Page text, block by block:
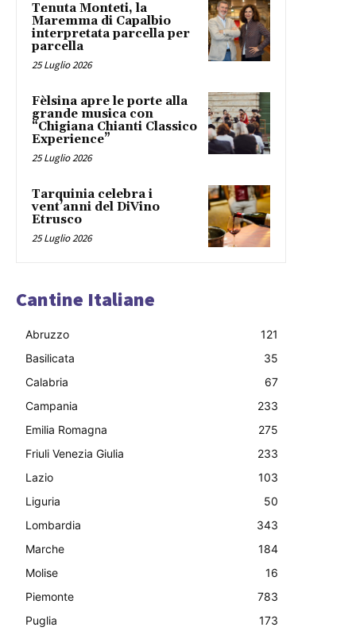
Tenuta Monteti, la
Maremma di Capalbio
interpretata parcella per
parcella
25 Luglio 2026
Fèlsina apre le porte alla
grande musica con
“Chigiana Chianti Classico
Experience”
25 Luglio 2026
Tarquinia celebra i
vent’anni del DiVino
Etrusco
25 Luglio 2026
Cantine Italiane
Abruzzo
121
Basilicata
35
Calabria
67
Campania
233
Emilia Romagna
275
Friuli Venezia Giulia
233
Lazio
103
Liguria
50
Lombardia
343
Marche
184
Molise
16
Piemonte
783
Puglia
173